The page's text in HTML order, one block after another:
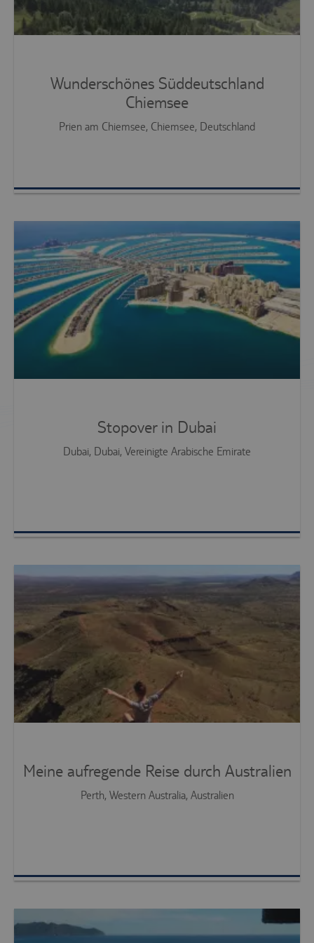
Wunderschönes Süddeutschland
Chiemsee
Prien am Chiemsee, Chiemsee, Deutschland
Stopover in Dubai
Dubai, Dubai, Vereinigte Arabische Emirate
Meine aufregende Reise durch Australien
Perth, Western Australia, Australien